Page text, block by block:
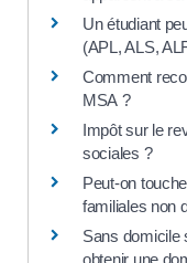
Un étudiant
(APL, ALS,
Comment
MSA ?
Impôt sur le
sociales ?
Peut-on
familiales non
Sans domicile
obtenir une